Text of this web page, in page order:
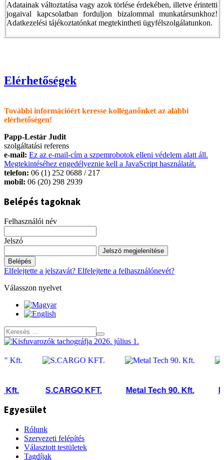
Adatainak változtatása vagy azok törlése érdekében, illetve érintetti
jogaival kapcsolatban forduljon bizalommal munkatársunkhoz!
Adatkezelési tájékoztatónkat megtekintheti ügyfélszolgálatunkon.
Elérhetőségek
További információért keresse kolléganőnket az alábbi
elérhetőségen!
Papp-Lestár Judit
szolgáltatási referens
e-mail: Ez az e-mail-cím a szpemrobotok elleni védelem alatt áll.
Megtekintéséhez engedélyeznie kell a JavaScript használatát.
telefon: 06 (1) 252 0688 / 217
mobil: 06 (20) 298 2939
Belépés tagoknak
Felhasználói név
Jelszó
Jelszó megjelenítése
Belépés
Elfelejtette a jelszavát? Elfelejtette a felhasználónevét?
Válasszon nyelvet
S.CARGO KFT. Metal Tech 90. Kft.
Egyesület
Rólunk
Szervezeti felépítés
Választott testületek
Tagdíjak